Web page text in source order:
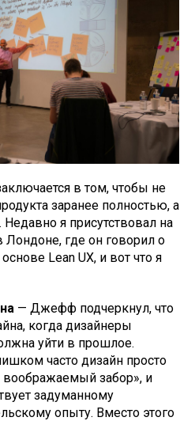
в том, чтобы не
заранее полностью, а
Недавно я присутствовал на
где он говорил о
Lean UX, и вот что я
— Джефф подчеркнул, что
когда дизайнеры
уйти в прошлое.
часто дизайн просто
воображаемый забор», и
задуманному
опыту. Вместо этого